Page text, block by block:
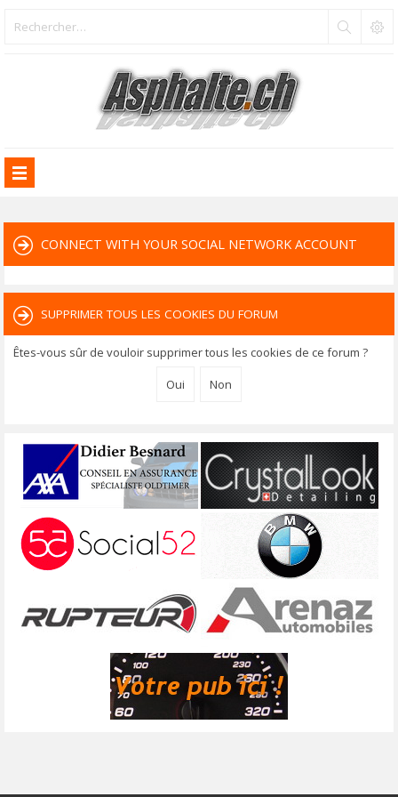
CONNECT WITH YOUR SOCIAL NETWORK ACCOUNT
SUPPRIMER TOUS LES COOKIES DU FORUM
Êtes-vous sûr de vouloir supprimer tous les cookies de ce forum ?